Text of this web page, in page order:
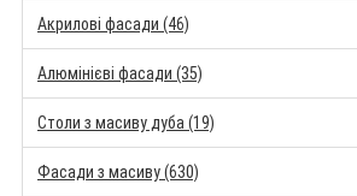
Акрилові фасади (46)
Алюмінієві фасади (35)
Столи з масиву дуба (19)
Фасади з масиву (630)